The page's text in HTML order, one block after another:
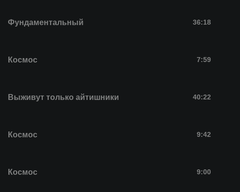
Фундаментальный 36:18
Космос 7:59
Выживут только айтишники 40:22
Космос 9:42
Космос 9:00